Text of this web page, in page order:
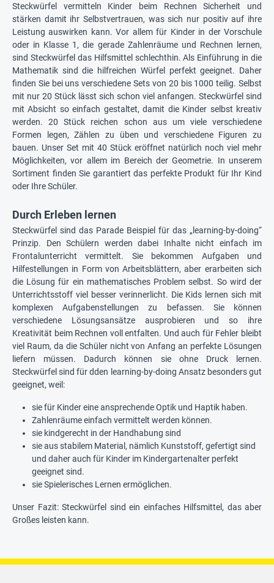
Steckwürfel vermitteln Kinder beim Rechnen Sicherheit und
stärken damit ihr Selbstvertrauen, was sich nur positiv auf ihre
Leistung auswirken kann. Vor allem für Kinder in der Vorschule
oder in Klasse 1, die gerade Zahlenräume und Rechnen lernen,
sind Steckwürfel das Hilfsmittel schlechthin. Als Einführung in die
Mathematik sind die hilfreichen Würfel perfekt geeignet. Daher
finden Sie bei uns verschiedene Sets von 20 bis 1000 teilig. Selbst
mit nur 20 Stück lässt sich schon viel anfangen. Steckwürfel sind
mit Absicht so einfach gestaltet, damit die Kinder selbst kreativ
werden. 20 Stück reichen schon aus um viele verschiedene
Formen legen, Zählen zu üben und verschiedene Figuren zu
bauen. Unser Set mit 40 Stück eröffnet natürlich noch viel mehr
Möglichkeiten, vor allem im Bereich der Geometrie. In unserem
Sortiment finden Sie garantiert das perfekte Produkt für Ihr Kind
oder Ihre Schüler.
Durch Erleben lernen
Steckwürfel sind das Parade Beispiel für das „learning-by-doing“
Prinzip. Den Schülern werden dabei Inhalte nicht einfach im
Frontalunterricht vermittelt. Sie bekommen Aufgaben und
Hilfestellungen in Form von Arbeitsblättern, aber erarbeiten sich
die Lösung für ein mathematisches Problem selbst. So wird der
Unterrichtsstoff viel besser verinnerlicht. Die Kids lernen sich mit
komplexen Aufgabenstellungen zu befassen. Sie können
verschiedene Lösungsansätze ausprobieren und so ihre
Kreativität beim Rechnen voll entfalten. Und auch für Fehler bleibt
viel Raum, da die Schüler nicht von Anfang an perfekte Lösungen
liefern müssen. Dadurch können sie ohne Druck lernen.
Steckwürfel sind für dden learning-by-doing Ansatz besonders gut
geeignet, weil:
sie für Kinder eine ansprechende Optik und Haptik haben.
Zahlenräume einfach vermittelt werden können.
sie kindgerecht in der Handhabung sind
sie aus stabilem Material, nämlich Kunststoff, gefertigt sind
und daher auch für Kinder im Kindergartenalter perfekt
geeignet sind.
sie Spielerisches Lernen ermöglichen.
Unser Fazit: Steckwürfel sind ein einfaches Hilfsmittel, das aber
Großes leisten kann.